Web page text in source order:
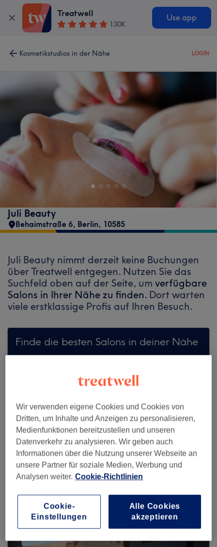
Treatwell
130K
Use app
Kosmetikstudios in der Nähe LOGIN
Juli Beauty
Behaimstraße 6, Berlin, 10585
Juli Beauty nimmt derzeit keine Buchungen
über Treatwell entgegen. Nutzen Sie das
Suchfeld oben auf der Seite, um verfügbare
Salons in Ihrer Nähe zu finden. Dort warten
viele erstklassige Profis auf Ihren Besuch.
Finde die besten Salons in deiner Nähe
Wir verwenden eigene Cookies und Cookies von
Dritten, um Inhalte und Anzeigen zu personalisieren,
Medienfunktionen bereitzustellen und unseren
Datenverkehr zu analysieren. Wir geben auch
Informationen über die Nutzung unserer Webseite an
unsere Partner für soziale Medien, Werbung und
Analysen weiter. Cookie-Richtlinien
Cookie-
Einstellungen
Alle Cookies
akzeptieren